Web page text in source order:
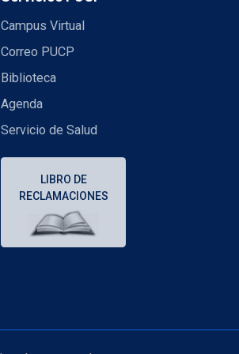
Campus Virtual
Correo PUCP
Biblioteca
Agenda
Servicio de Salud
LIBRO DE
RECLAMACIONES